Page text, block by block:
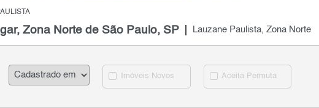
Zona Norte de São Paulo, SP Lauzane Paulista, Zona Norte
Imóveis Novos Aceita Permuta